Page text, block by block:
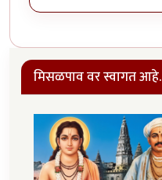
मिसळपाव वर स्वागत आहे.